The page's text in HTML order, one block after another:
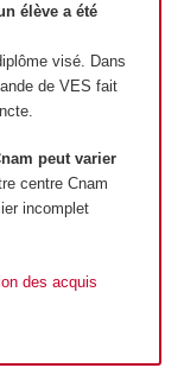
élève a été
visé. Dans
de VES fait
peut varier
centre Cnam
incomplet
des acquis